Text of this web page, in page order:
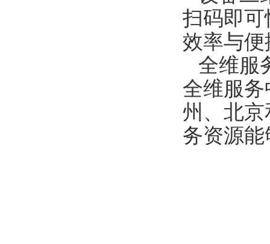
扫码即可
效率与便
全维服
全维服务
州、北
务资源